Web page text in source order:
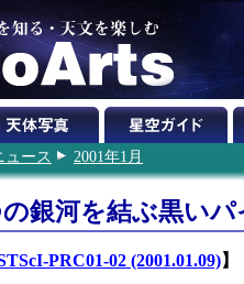
ュース 2001年1月
銀河を結ぶ黒い
PRC01-02 (2001.01.09)】